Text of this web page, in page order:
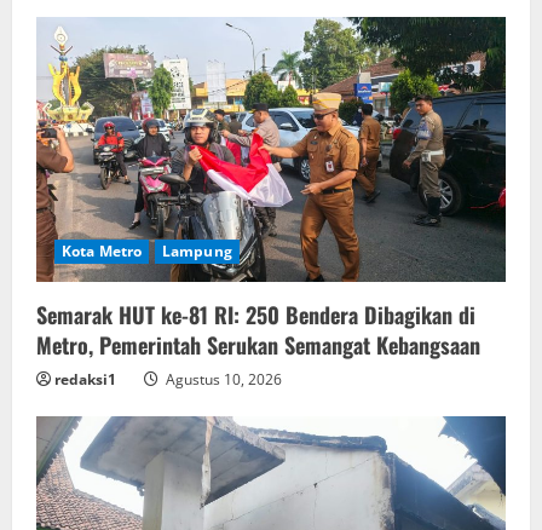
Kota Metro Lampung
Semarak HUT ke-81 RI: 250 Bendera Dibagikan di
Metro, Pemerintah Serukan Semangat Kebangsaan
redaksi1 Agustus 10, 2026